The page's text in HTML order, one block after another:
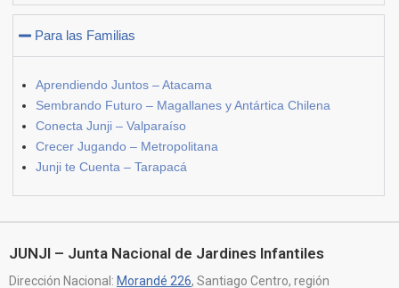
Para las Familias
Aprendiendo Juntos – Atacama
Sembrando Futuro – Magallanes y Antártica Chilena
Conecta Junji – Valparaíso
Crecer Jugando – Metropolitana
Junji te Cuenta – Tarapacá
JUNJI – Junta Nacional de Jardines Infantiles
Dirección Nacional: Morandé 226, Santiago Centro, región